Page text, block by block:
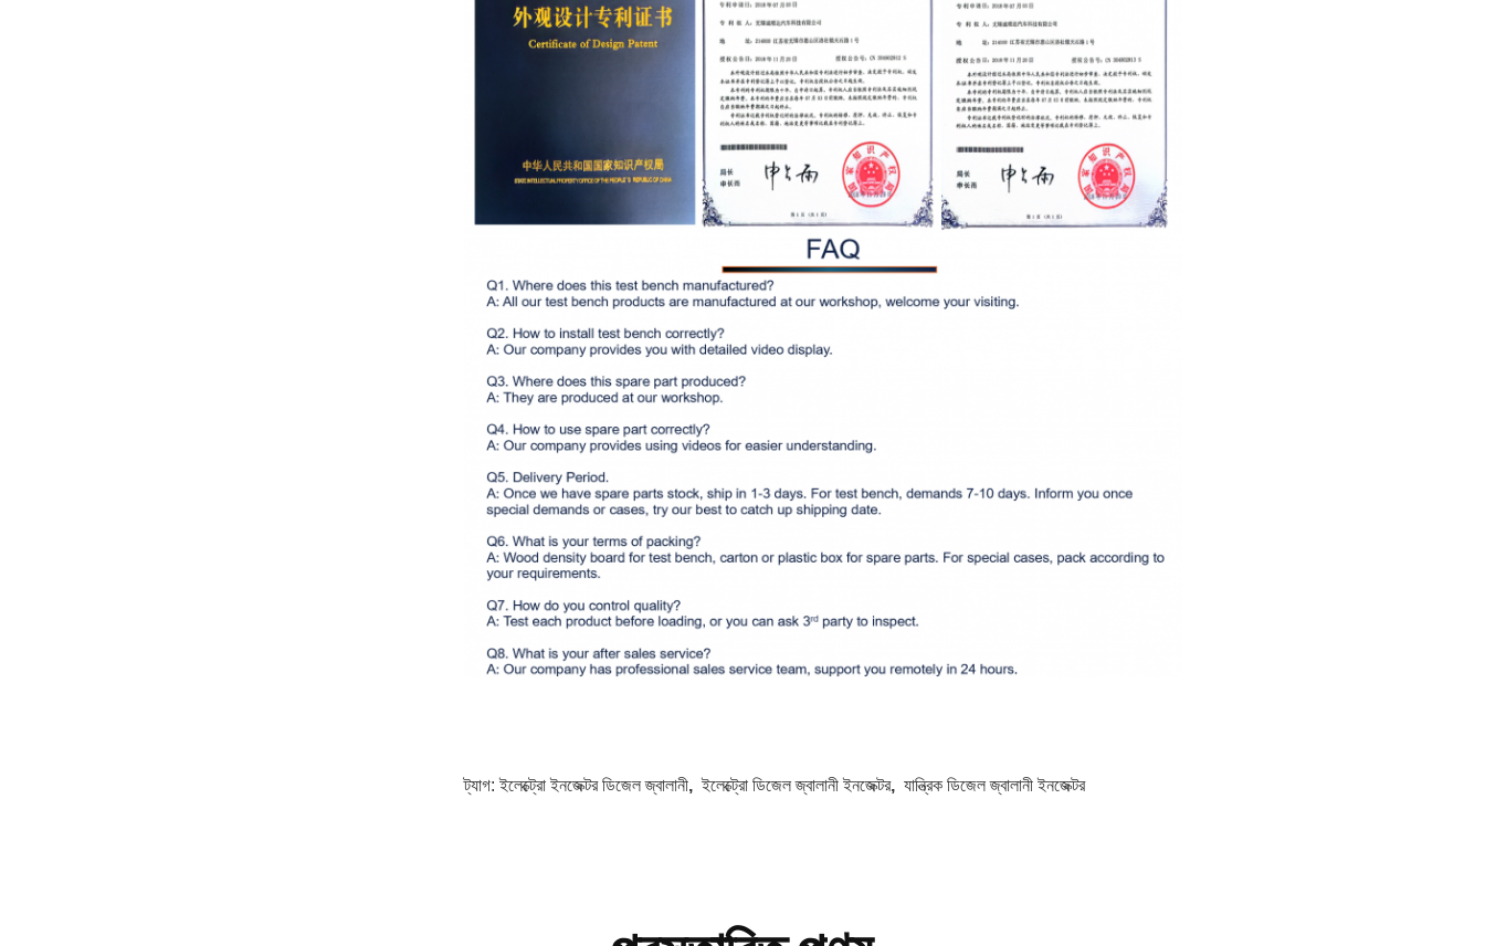
ট্যাগ:ইলেক্ট্রো ইনজেক্টর ডিজেল জ্বালানী,ইলেক্ট্রো ডিজেল জ্বালানী ইনজেক্টর, যান্ত্রিক ডিজেল জ্বালানী ইনজেক্টর